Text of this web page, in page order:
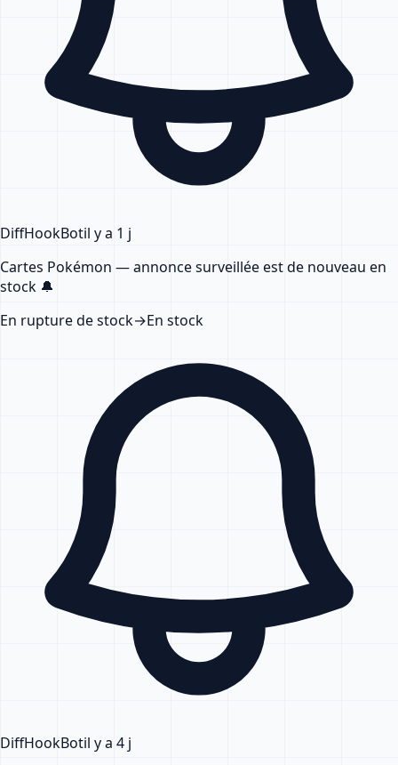
DiffHookBotil y a 1 j
Cartes Pokémon — annonce surveilléeest de nouveau en
stock 🔔
En rupture de stock→En stock
DiffHookBotil y a 4 j